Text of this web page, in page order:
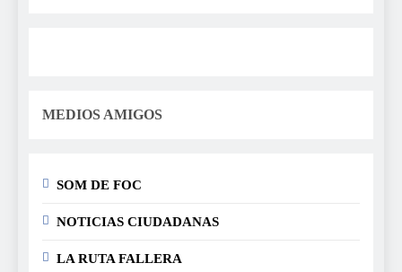
MEDIOS AMIGOS
SOM DE FOC
NOTICIAS CIUDADANAS
LA RUTA FALLERA